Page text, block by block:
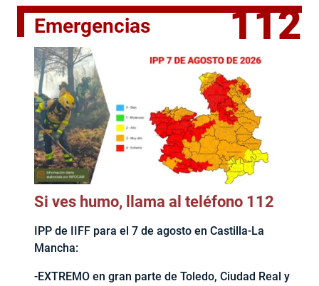
Emergencias 112
Si ves humo, llama al teléfono 112
IPP de IIFF para el 7 de agosto en Castilla-La
Mancha:
-EXTREMO en gran parte de Toledo, Ciudad Real y